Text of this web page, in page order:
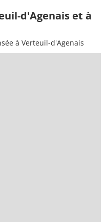
d'Agenais et à
à Verteuil-d'Agenais